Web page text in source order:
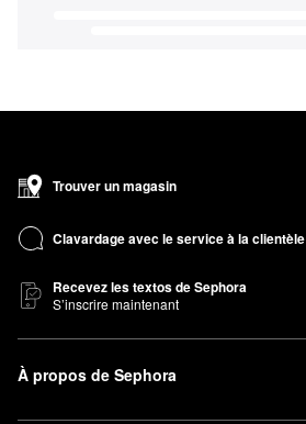
Trouver un magasin
Clavardage avec le service à la clientèle
Recevez les textos de Sephora
S’inscrire maintenant
À propos de Sephora